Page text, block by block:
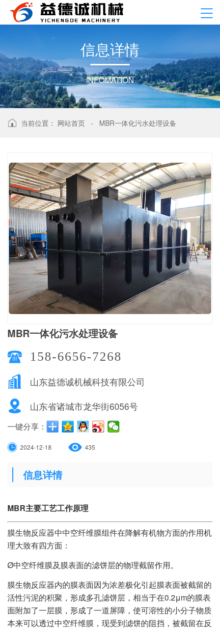
信息详情
INFOMATION
当前位置： 网站首页 - MBR一体化污水处理设备
MBR一体化污水处理设备
158-6656-7268
山东益德诚机械科技有限公司
山东省诸城市龙华街6056号
一键分享：
2024-12-18 435
信息详情
MBR主要工艺工作原理
膜生物反应器中中空纤维膜组件在降解有机物方面的作用机
理大致有四方面：
Ø中空纤维膜及膜表面的滤饼层的物理截留作用。
膜生物反应器内的膜表面因为浓差极化引起膜表面被截留的
活性污泥的积聚，形成多孔滤饼层，相当于在0.2μm的膜表
面附加了一层膜，形成了一道屏障，使可溶性的小分子物质
本来可以透过中空纤维膜，现受到滤饼的阻挡，被截留在反